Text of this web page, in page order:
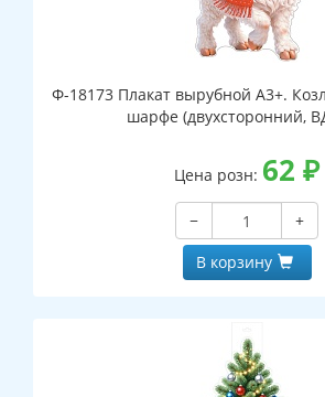
Ф-18173 Плакат вырубной А3+.
шарфе (двухсторонний,
Цена розн: 62 ₽
−
+
В корзину